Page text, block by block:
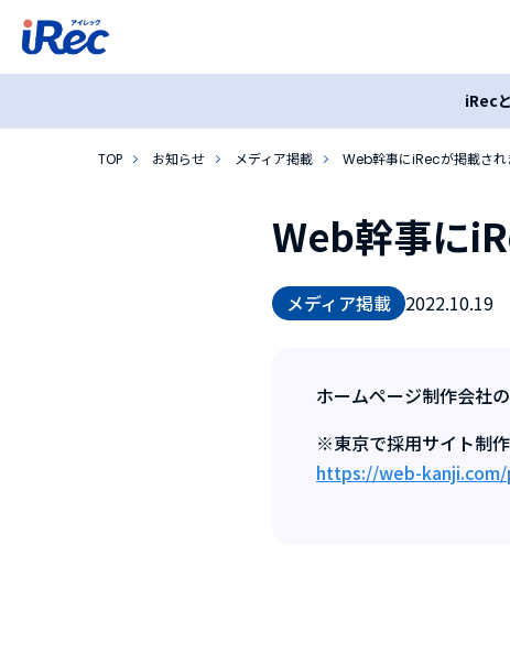
iRec
TOP お知らせ メディア掲載 Web幹事にiRecが掲載され
Web幹事に
メディア掲載 2022.10.19
ホームページ制作会社
※東京で採用サイト制
https://web-